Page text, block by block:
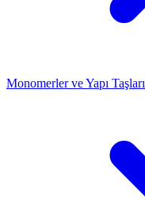
Monomerler ve Yapı Taşları